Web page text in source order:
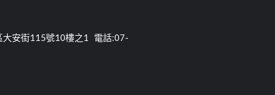
大安街115號10樓之1 電話:07-